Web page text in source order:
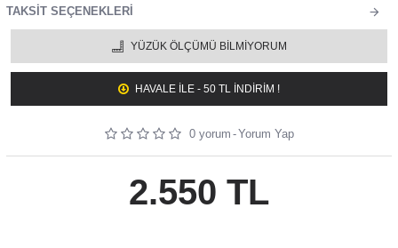
TAKSIT SEÇENEKLERI
YÜZÜK ÖLÇÜMÜ BILMIYORUM
HAVALE ILE - 50 TL İNDİRİM !
0 yorum -Yorum Yap
2.550 TL